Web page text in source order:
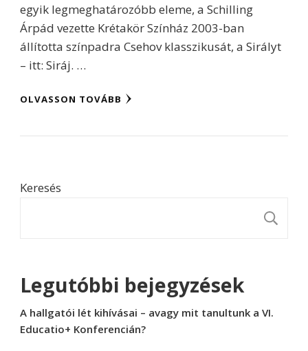
egyik legmeghatározóbb eleme, a Schilling
Árpád vezette Krétakör Színház 2003-ban
állította színpadra Csehov klasszikusát, a Sirályt
– itt: Siráj. …
OLVASSON TOVÁBB
Keresés
Legutóbbi bejegyzések
A hallgatói lét kihívásai – avagy mit tanultunk a VI.
Educatio+ Konferencián?